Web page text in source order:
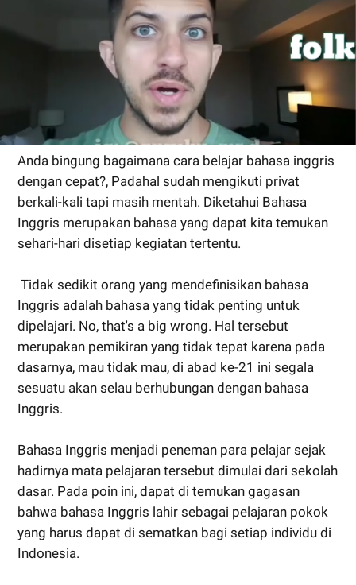
Anda bingung bagaimana cara belajar bahasa inggris
dengan cepat?, Padahal sudah mengikuti privat
berkali-kali tapi masih mentah. Diketahui Bahasa
Inggris merupakan bahasa yang dapat kita temukan
sehari-hari disetiap kegiatan tertentu.
Tidak sedikit orang yang mendefinisikan bahasa
Inggris adalah bahasa yang tidak penting untuk
dipelajari. No, that's a big wrong. Hal tersebut
merupakan pemikiran yang tidak tepat karena pada
dasarnya, mau tidak mau, di abad ke-21 ini segala
sesuatu akan selau berhubungan dengan bahasa
Inggris.
Bahasa Inggris menjadi peneman para pelajar sejak
hadirnya mata pelajaran tersebut dimulai dari sekolah
dasar. Pada poin ini, dapat di temukan gagasan
bahwa bahasa Inggris lahir sebagai pelajaran pokok
yang harus dapat di sematkan bagi setiap individu di
Indonesia.